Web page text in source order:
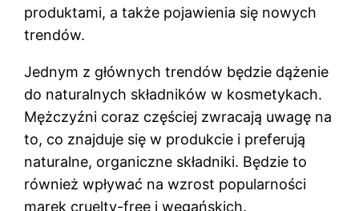
produktami, a także pojawienia się nowych
trendów.
Jednym z głównych trendów będzie dążenie
do naturalnych składników w kosmetykach.
Mężczyźni coraz częściej zwracają uwagę na
to, co znajduje się w produkcie i preferują
naturalne, organiczne składniki. Będzie to
również wpływać na wzrost popularności
marek cruelty-free i wegańskich.